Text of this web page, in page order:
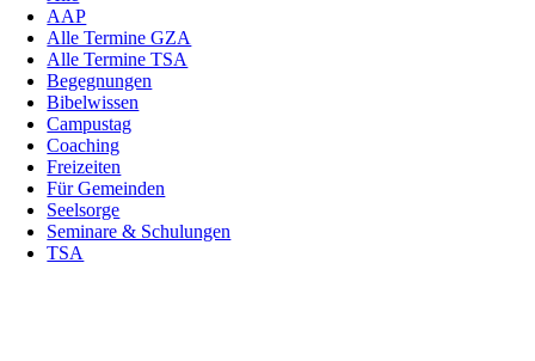
AAP
Alle Termine GZA
Alle Termine TSA
Begegnungen
Bibelwissen
Campustag
Coaching
Freizeiten
Für Gemeinden
Seelsorge
Seminare & Schulungen
TSA